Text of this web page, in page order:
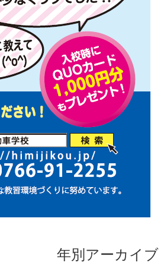
年別アーカイブ